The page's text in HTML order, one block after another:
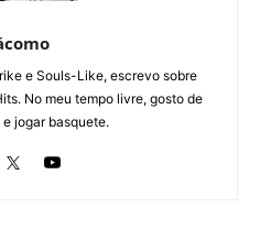
e Souls-Like, escrevo sobre
No meu tempo livre, gosto de
jogar basquete.